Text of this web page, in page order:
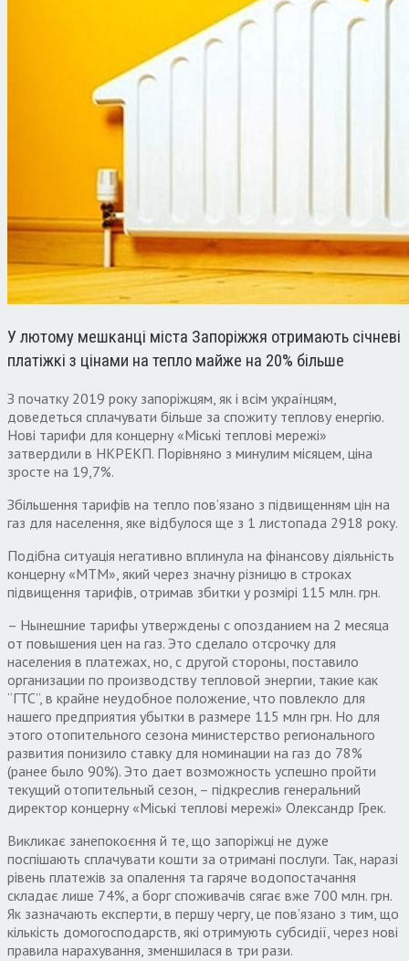
У лютому мешканці міста Запоріжжя отримають січневі
платіжкі з цінами на тепло майже на 20% більше
З початку 2019 року запоріжцям, як і всім українцям,
доведеться сплачувати більше за спожиту теплову енергію.
Нові тарифи для концерну «Міські теплові мережі»
затвердили в НКРЕКП. Порівняно з минулим місяцем, ціна
зросте на 19,7%.
Збільшення тарифів на тепло пов’язано з підвищенням цін на
газ для населення, яке відбулося ще з 1 листопада 2918 року.
Подібна ситуація негативно вплинула на фінансову діяльність
концерну «МТМ», який через значну різницю в строках
підвищення тарифів, отримав збитки у розмірі 115 млн. грн.
– Нынешние тарифы утверждены с опозданием на 2 месяца
от повышения цен на газ. Это сделало отсрочку для
населения в платежах, но, с другой стороны, поставило
организации по производству тепловой энергии, такие как
“ГТС”, в крайне неудобное положение, что повлекло для
нашего предприятия убытки в размере 115 млн грн. Но для
этого отопительного сезона министерство регионального
развития понизило ставку для номинации на газ до 78%
(ранее было 90%). Это дает возможность успешно пройти
текущий отопительный сезон, – підкреслив генеральний
директор концерну «Міські теплові мережі» Олександр Грек.
Викликає занепокоєння й те, що запоріжці не дуже
поспішають сплачувати кошти за отримані послуги. Так, наразі
рівень платежів за опалення та гаряче водопостачання
складає лише 74%, а борг споживачів сягає вже 700 млн. грн.
Як зазначають експерти, в першу чергу, це пов’язано з тим, що
кількість домогосподарств, які отримують субсидії, через нові
правила нарахування, зменшилася в три рази.